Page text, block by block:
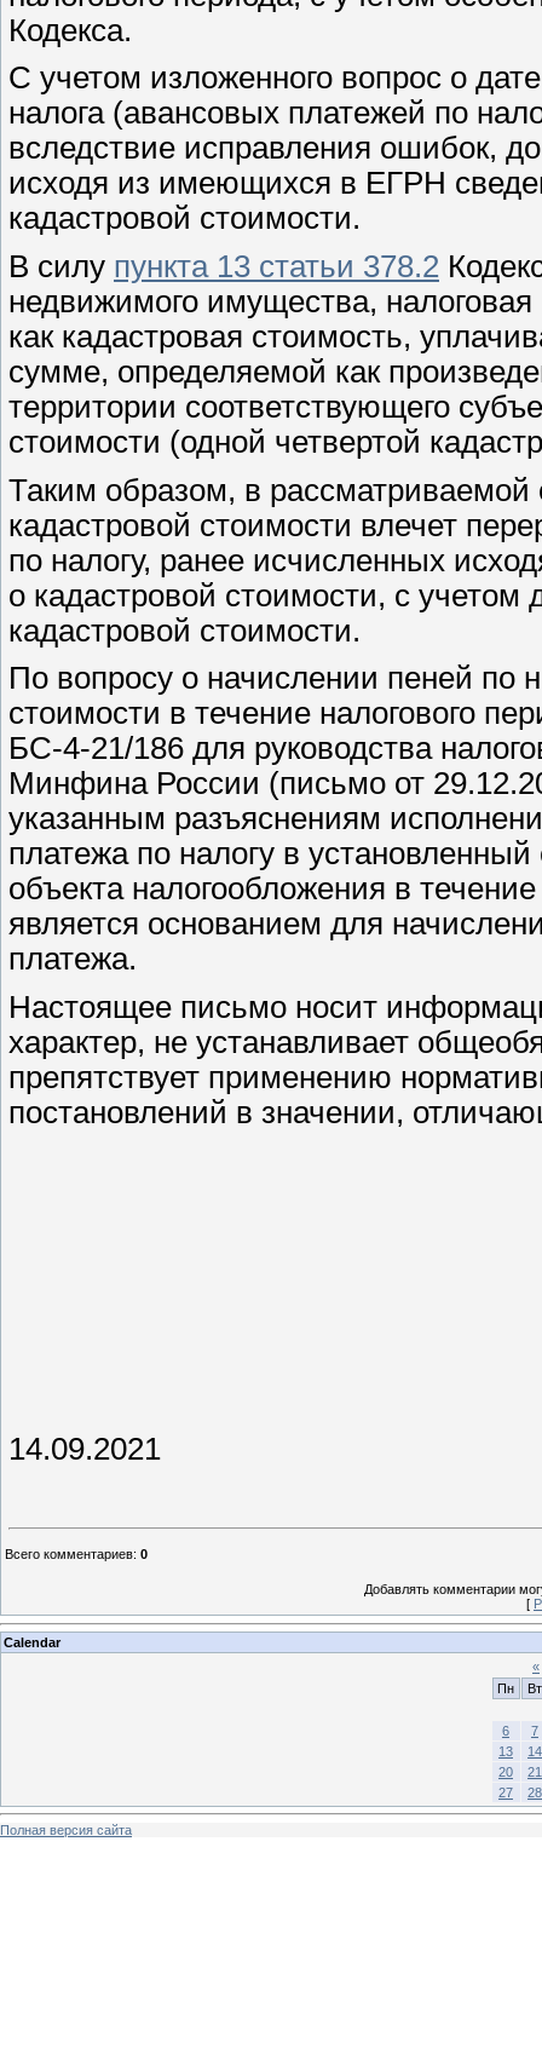
Кодекса.
С учетом изложенного вопрос о
налога (авансовых платежей по
вследствие исправления ошибок,
исходя из имеющихся в ЕГРН
кадастровой стоимости.
В силу пункта 13 статьи 378.2
недвижимого имущества,
как кадастровая стоимость,
сумме, определяемой как
территории соответствующего
стоимости (одной четвертой
Таким образом, в
кадастровой стоимости влечет
по налогу, ранее исчисленных
о кадастровой стоимости, с
кадастровой стоимости.
По вопросу о начислении пеней по
стоимости в течение налогового
БС-4-21/186 для руководства
Минфина России (письмо от
указанным разъяснениям
платежа по налогу в
объекта налогообложения в
является основанием для
платежа.
Настоящее письмо носит
характер, не устанавливает
препятствует применению
постановлений в значении,
14.09.2021
Всего комментариев: 0
Добавлять комментарии
[
Calendar
«
Пн
Вт
6
7
13
14
20
21
27
28
Полная версия сайта